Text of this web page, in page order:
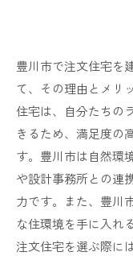
豊川市で注文住宅を
て、その理由とメリ
住宅は、自分たちの
きるため、満足度の
す。豊川市は自然環
や設計事務所との連
力です。また、豊川
な住環境を手に入れ
注文住宅を選ぶ際に